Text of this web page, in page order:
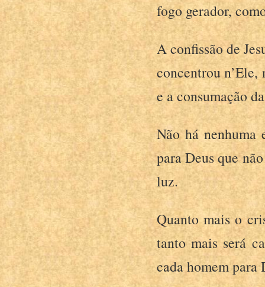
fogo gerador,
A confissão de
concentrou
e a consumação
Não há nenhuma
para Deus que
luz.
Quanto mais o
tanto mais será
cada homem para